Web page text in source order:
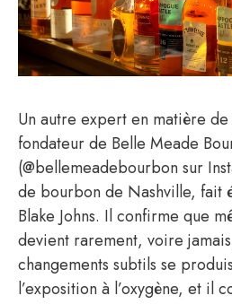
Un autre expert en matière
fondateur de Belle Meade
(@bellemeadebourbon sur
de bourbon de Nashville, fait
Blake Johns. Il confirme que
devient rarement, voire
changements subtils se
l’exposition à l’oxygène, et il